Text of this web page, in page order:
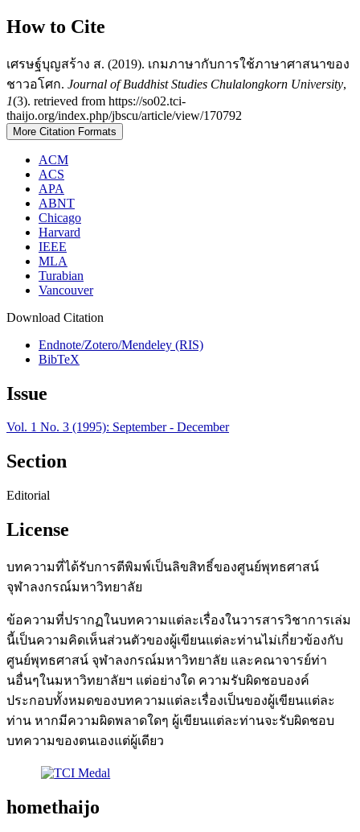
How to Cite
เศรษฐ์บุญสร้าง ส. (2019). เกมภาษากับการใช้ภาษาศาสนาของ
ชาวอโศก. Journal of Buddhist Studies Chulalongkorn University,
1(3). retrieved from https://so02.tci-
thaijo.org/index.php/jbscu/article/view/170792
More Citation Formats
ACM
ACS
APA
ABNT
Chicago
Harvard
IEEE
MLA
Turabian
Vancouver
Download Citation
Endnote/Zotero/Mendeley (RIS)
BibTeX
Issue
Vol. 1 No. 3 (1995): September - December
Section
Editorial
License
บทความที่ได้รับการตีพิมพ์เป็นลิขสิทธิ์ของศูนย์พุทธศาสน์
จุฬาลงกรณ์มหาวิทยาลัย
ข้อความที่ปรากฏในบทความแต่ละเรื่องในวารสารวิชาการเล่ม
นี้เป็นความคิดเห็นส่วนตัวของผู้เขียนแต่ละท่านไม่เกี่ยวข้องกับ
ศูนย์พุทธศาสน์ จุฬาลงกรณ์มหาวิทยาลัย และคณาจารย์ท่า
นอื่นๆในมหาวิทยาลัยฯ แต่อย่างใด ความรับผิดชอบองค์
ประกอบทั้งหมดของบทความแต่ละเรื่องเป็นของผู้เขียนแต่ละ
ท่าน หากมีความผิดพลาดใดๆ ผู้เขียนแต่ละท่านจะรับผิดชอบ
บทความของตนเองแต่ผู้เดียว
homethaijo